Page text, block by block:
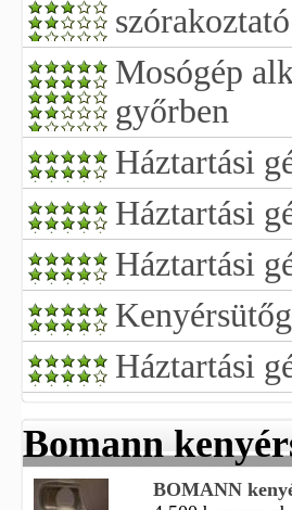
szórakoztató
Mosógép
győrben
Háztartási
Háztartási
Háztartási
Háztartási
Bomann
BOMANN